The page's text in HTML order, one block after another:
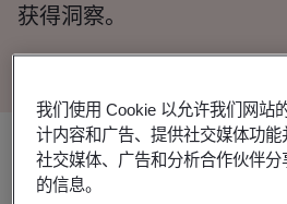
获得洞察。
BSI Connect Plus可以
我们使用 Cookie 以允许我们网站
计内容和广告、提供社交媒体功能
社交媒体、广告和分析合作伙伴
的信息。